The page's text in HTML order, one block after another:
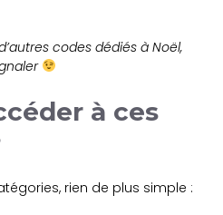
codes dédiés à Noël,
à ces
rien de plus simple :